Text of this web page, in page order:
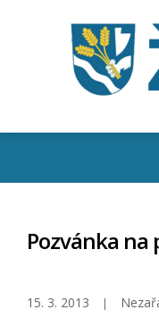
Pozvánka na
15. 3. 2013